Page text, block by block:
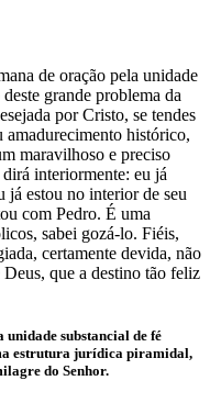
de oração pela unidade
grande problema da
por Cristo, se tendes
amadurecimento histórico,
maravilhoso e preciso
interiormente: eu já
já estou no interior de seu
com Pedro. É uma
sabei gozá-lo. Fiéis,
certamente devida, não
que a destino tão feliz
substancial de fé
estrutura jurídica piramidal,
do Senhor.